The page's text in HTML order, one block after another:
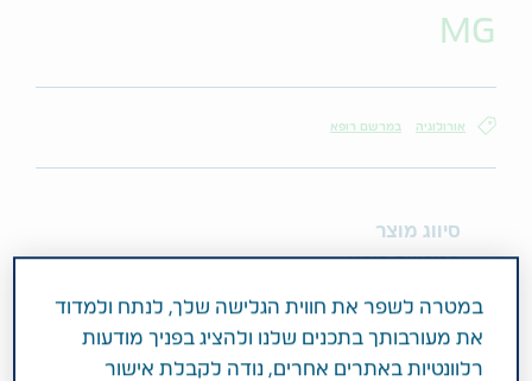
MG
אורולוגיה במרשם רופא
סיווג מוצר
במרשם רופא
מרכיב פעיל וחוזק
0.1MG DESMOPRESSIN ACETATE
במטרה לשפר את חווית הגלישה שלך, לנתח ולמדוד
את מעורבותך בתכנים שלנו ולהציג בפניך מודעות
רלוונטיות באתרים אחרים, נודה לקבלת אישור